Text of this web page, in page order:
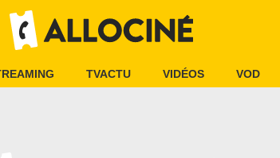
TVACTU VIDÉOS VOD